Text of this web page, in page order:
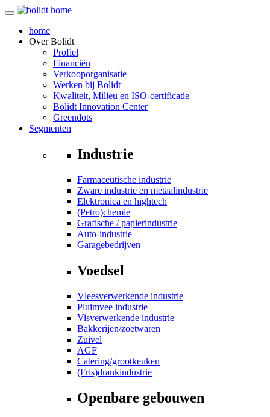
home
OverBolidt
Profiel
Financiën
Verkooporganisatie
Werken bij Bolidt
Kwaliteit, Milieu en ISO-certificatie
Bolidt Innovation Center
Greendots
Segmenten
Industrie
Farmaceutische industrie
Zware industrie en metaalindustrie
Elektronica en hightech
(Petro)chemie
Grafische / papierindustrie
Auto-industrie
Garagebedrijven
Voedsel
Vleesverwerkende industrie
Pluimvee industrie
Visverwerkende industrie
Bakkerijen/zoetwaren
Zuivel
AGF
Catering/grootkeuken
(Fris)drankindustrie
Openbare gebouwen